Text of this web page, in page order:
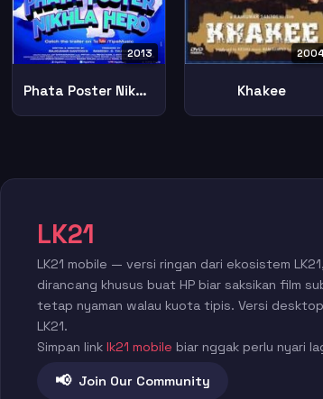
2013
Phata Poster Nikhla Hero Khakee
LK21
LK21 mobile — versi ringan dari ekosistem LK21,
dirancang khusus buat HP biar saksikan film
tetap nyaman walau kuota tipis. Versi
LK21.
Simpan link lk21 mobile biar nggak perlu nyari
📢 Join Our Community